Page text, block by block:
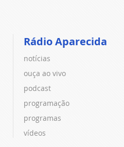
Rádio Aparecida
notícias
ouça ao vivo
podcast
programação
programas
vídeos